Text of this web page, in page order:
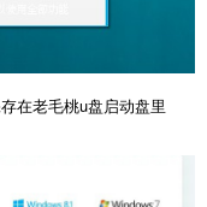
在老毛桃u盘启动盘里